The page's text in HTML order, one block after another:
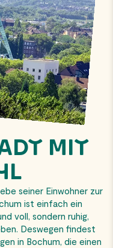
MIT L
seiner Einwohner zur
ist einfach ein
voll, sondern ruhig,
Deswegen findest
in Bochum, die einen